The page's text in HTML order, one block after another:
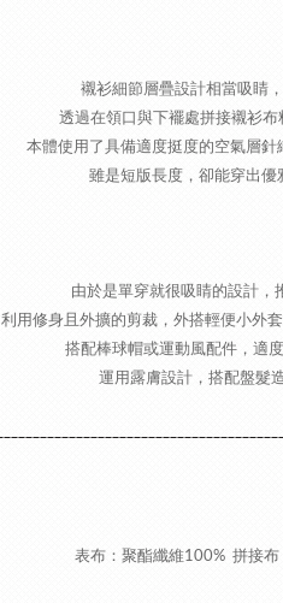
襯衫細節層疊設計相當吸睛
透過在領口與下襬處拼接襯衫布
本體使用了具備適度挺度的空氣層
雖是短版長度，卻能穿出優
由於是單穿就很吸睛的設計，
利用修身且外擴的剪裁，外搭輕便小外
搭配棒球帽或運動風配件，適
運用露膚設計，搭配盤髮
表布：聚酯纖維100% 拼接